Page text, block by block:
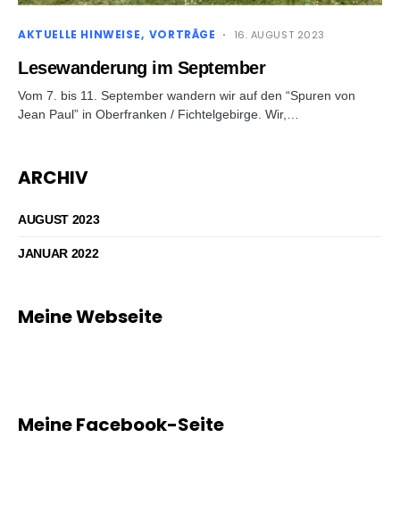
AKTUELLE HINWEISE VORTRÄGE 16. AUGUST 2023
Lesewanderung im September
Vom 7. bis 11. September wandern wir auf den “Spuren von
Jean Paul” in Oberfranken / Fichtelgebirge. Wir,…
ARCHIV
AUGUST 2023
JANUAR 2022
Meine Webseite
Meine Facebook-Seite